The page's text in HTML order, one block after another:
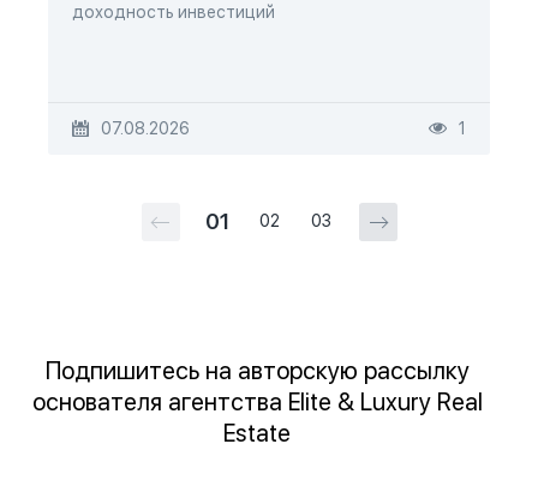
доходность инвестиций
07.08.2026 1
01 02 03
Подпишитесь на авторскую рассылку
основателя агентства Elite & Luxury Real
Estate